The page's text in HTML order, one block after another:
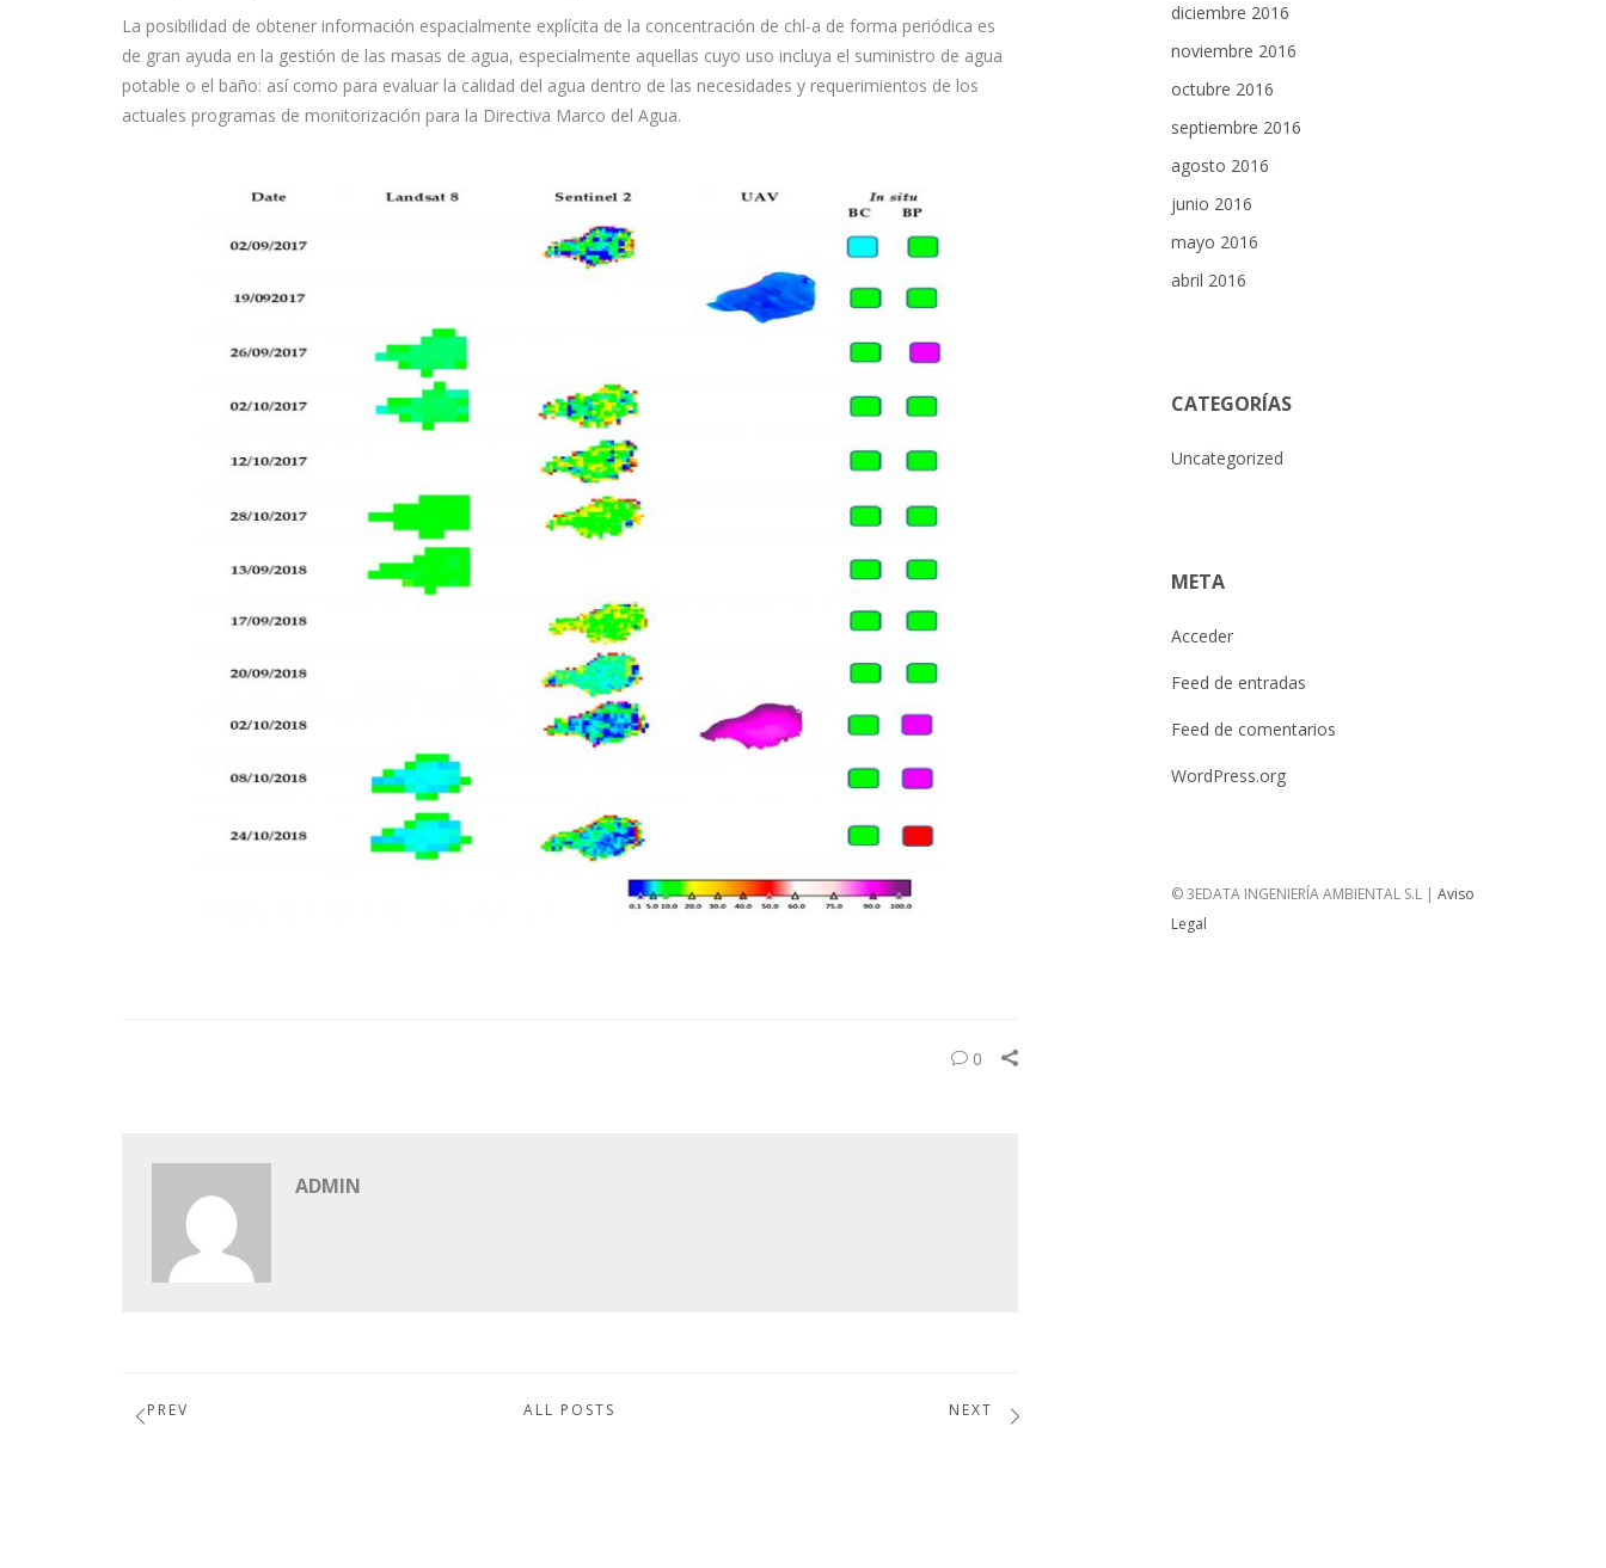
La posibilidad de obtener información espacialmente explícita de la concentración de chl-a de forma periódica es
de gran ayuda en la gestión de las masas de agua, especialmente aquellas cuyo uso incluya el suministro de agua
potable o el baño: así como para evaluar la calidad del agua dentro de las necesidades y requerimientos de los
actuales programas de monitorización para la Directiva Marco del Agua.
0
ADMIN
PREV ALL POSTS NEXT
diciembre 2016
noviembre 2016
octubre 2016
septiembre 2016
agosto 2016
junio 2016
mayo 2016
abril 2016
CATEGORÍAS
Uncategorized
META
Acceder
Feed de entradas
Feed de comentarios
WordPress.org
© 3EDATA INGENIERÍA AMBIENTAL S.L | Aviso
Legal